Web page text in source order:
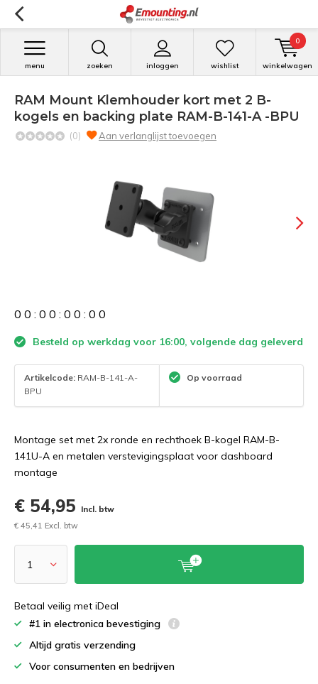
zoeken inloggen
menu wishlist winkelwagen
0
RAM Mount Klemhouder kort met 2 B-
kogels en backing plate RAM-B-141-A -BPU
(0) Aan verlanglijst toevoegen
0 0 : 0 0 : 0 0 : 0 0
Besteld op werkdag voor 16:00, volgende dag geleverd
Artikelcode: RAM-B-141-A-
BPU
Op voorraad
Montage set met 2x ronde en rechthoek B-kogel RAM-B-
141U-A en metalen verstevigingsplaat voor dashboard
montage
€ 54,95
Incl. btw
€ 45,41 Excl. btw
Betaal veilig met iDeal
#1 in electronica bevestiging
Altijd gratis verzending
Voor consumenten en bedrijven